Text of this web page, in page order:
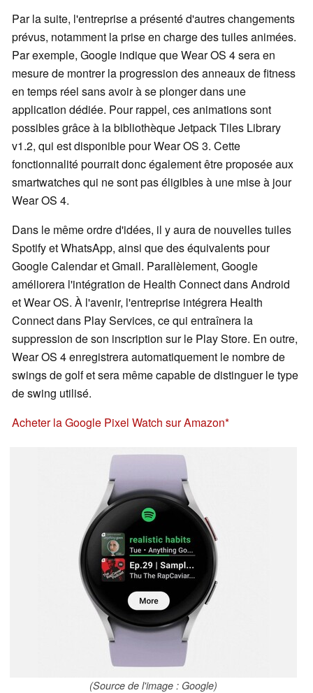
Par la suite, l'entreprise a présenté d'autres changements
prévus, notamment la prise en charge des tuiles animées.
Par exemple, Google indique que Wear OS 4 sera en
mesure de montrer la progression des anneaux de fitness
en temps réel sans avoir à se plonger dans une
application dédiée. Pour rappel, ces animations sont
possibles grâce à la bibliothèque Jetpack Tiles Library
v1.2, qui est disponible pour Wear OS 3. Cette
fonctionnalité pourrait donc également être proposée aux
smartwatches qui ne sont pas éligibles à une mise à jour
Wear OS 4.
Dans le même ordre d'idées, il y aura de nouvelles tuiles
Spotify et WhatsApp, ainsi que des équivalents pour
Google Calendar et Gmail. Parallèlement, Google
améliorera l'intégration de Health Connect dans Android
et Wear OS. À l'avenir, l'entreprise intégrera Health
Connect dans Play Services, ce qui entraînera la
suppression de son inscription sur le Play Store. En outre,
Wear OS 4 enregistrera automatiquement le nombre de
swings de golf et sera même capable de distinguer le type
de swing utilisé.
Acheter la Google Pixel Watch sur Amazon
(Source de l'image : Google)